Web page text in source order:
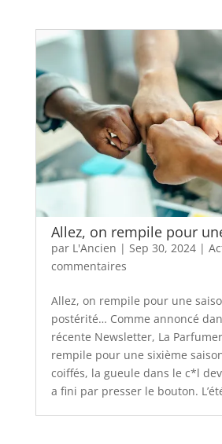
Allez, on rempile pour
par L'Ancien | Sep 30, 2024|
commentaires
Allez, on rempile pour une
postérité… Comme annoncé
récente Newsletter, La
rempile pour une sixième
coiffés, la gueule dans le c*l
a fini par presser le bouton.